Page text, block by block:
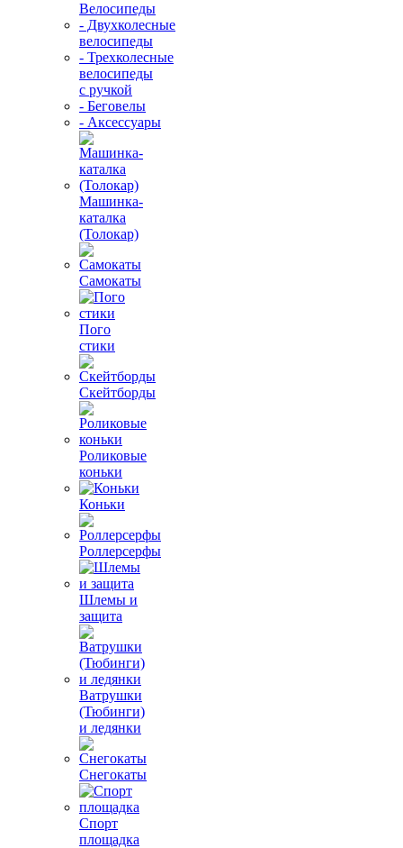
Велосипеды
- Двухколесные
велосипеды
- Трехколесные
велосипеды
с ручкой
- Беговелы
- Аксессуары
Машинка-
каталка
(Толокар)
Самокаты
Пого
стики
Скейтборды
Роликовые
коньки
Коньки
Роллерсерфы
Шлемы и
защита
Ватрушки
(Тюбинги)
и ледянки
Снегокаты
Спорт
площадка